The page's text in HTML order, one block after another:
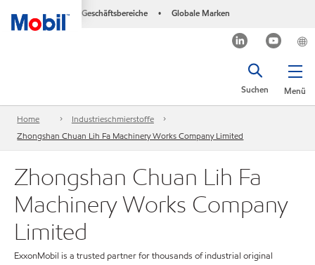
Geschäftsbereiche • Globale Marken
Menü
Suchen
Home
Industrieschmierstoffe
Zhongshan Chuan Lih Fa Machinery Works Company Limited
Zhongshan Chuan Lih Fa
Machinery Works Company
Limited
ExxonMobil is a trusted partner for thousands of industrial original